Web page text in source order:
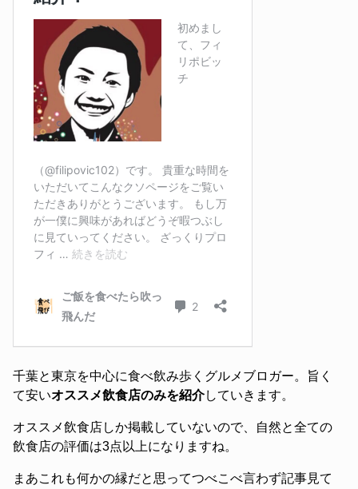
千葉と東京を中心に食べ飲み歩くグルメブロガー。旨く
て安いオススメ飲食店のみを紹介していきます。
オススメ飲食店しか掲載していないので、自然と全ての
飲食店の評価は3点以上になりますね。
まあこれも何かの縁だと思ってつべこべ言わず記事見て